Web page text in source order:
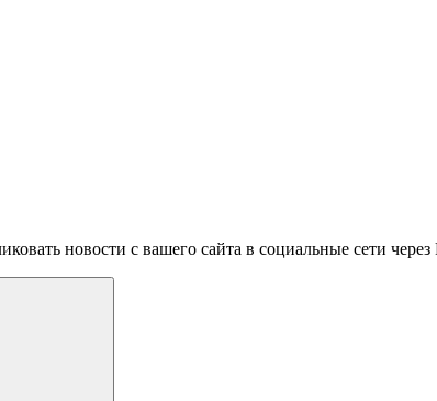
новости с вашего сайта в социальные сети